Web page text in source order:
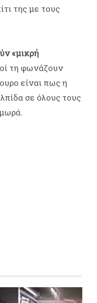
της με τους
«μικρή
τη φωνάζουν
είναι πως η
σε όλους τους